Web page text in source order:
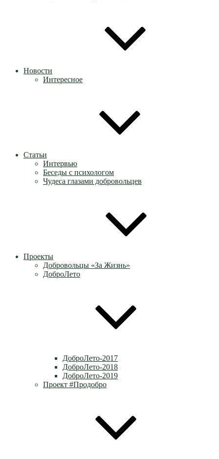
Новости
Интересное
Статьи
Интервью
Беседы с психологом
Чудеса глазами добровольцев
Проекты
Добровольцы «За Жизнь»
ДоброЛето
ДоброЛето-2017
ДоброЛето-2018
ДоброЛето-2019
Проект #Продобро